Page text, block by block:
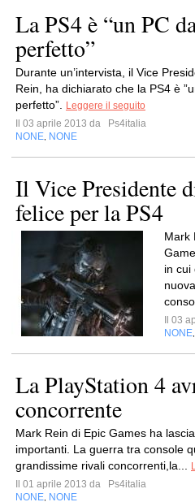
La PS4 è “un PC
perfetto”
Durante un’intervista, il Vice
Rein, ha dichiarato che la PS4 è
perfetto”.
Leggere il seguito
Il 03 aprile 2013 da
Ps4italia
NONE NONE
Il Vice Presidente
felice per la PS4
Mark
in cui
Il 03
NONE
La PlayStation 4
concorrente
Mark Rein di Epic Games ha
importanti. La guerra tra console
grandissime rivali concorrenti,la...
Il 01 aprile 2013 da
Ps4italia
NONE NONE